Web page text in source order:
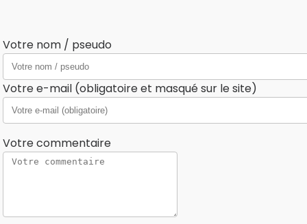
Votre nom / pseudo
Votre e-mail (obligatoire et masqué sur le site)
Votre commentaire